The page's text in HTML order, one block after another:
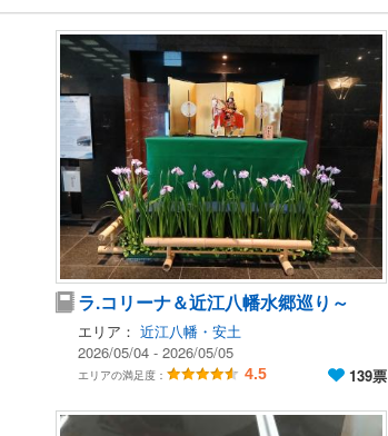
ラ.コリーナ＆近江八幡水郷巡り～
エリア： 近江八幡・安土
2026/05/04 - 2026/05/05
エリアの満足度： 4.5 139票